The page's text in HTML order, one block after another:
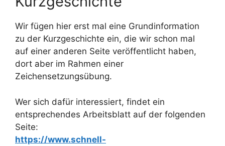
Wir fügen hier erst mal eine Grundinformation
zu der Kurzgeschichte ein, die wir schon mal
auf einer anderen Seite veröffentlicht haben,
dort aber im Rahmen einer
Zeichensetzungsübung.
Wer sich dafür interessiert, findet ein
entsprechendes Arbeitsblatt auf der folgenden
Seite:
https://www.schnell-